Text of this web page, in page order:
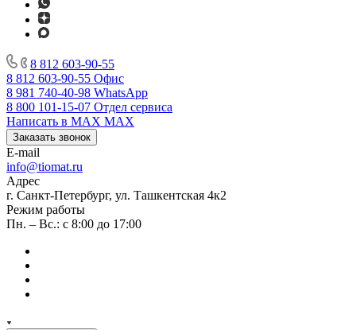
8 812 603-90-55
8 812 603-90-55 Офис
8 981 740-40-98 WhatsApp
8 800 101-15-07 Отдел сервиса
Написать в MAX MAX
Заказать звонок
E-mail
info@tiomat.ru
Адрес
г. Санкт-Петербург, ул. Ташкентская 4к2
Режим работы
Пн. – Вс.: с 8:00 до 17:00